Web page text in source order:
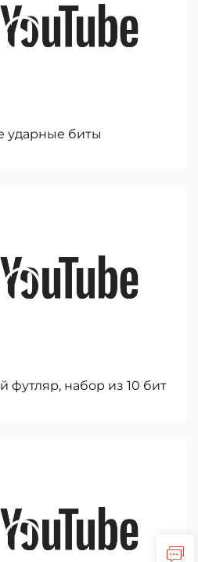
ударные биты
футляр, набор из 10 бит